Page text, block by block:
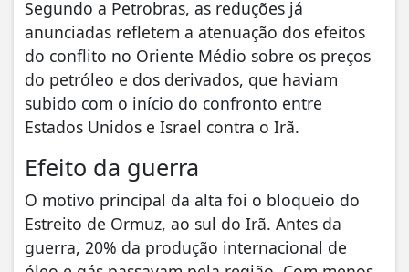
Segundo a Petrobras, as reduções já
anunciadas refletem a atenuação dos efeitos
do conflito no Oriente Médio sobre os preços
do petróleo e dos derivados, que haviam
subido com o início do confronto entre
Estados Unidos e Israel contra o Irã.
Efeito da guerra
O motivo principal da alta foi o bloqueio do
Estreito de Ormuz, ao sul do Irã. Antes da
guerra, 20% da produção internacional de